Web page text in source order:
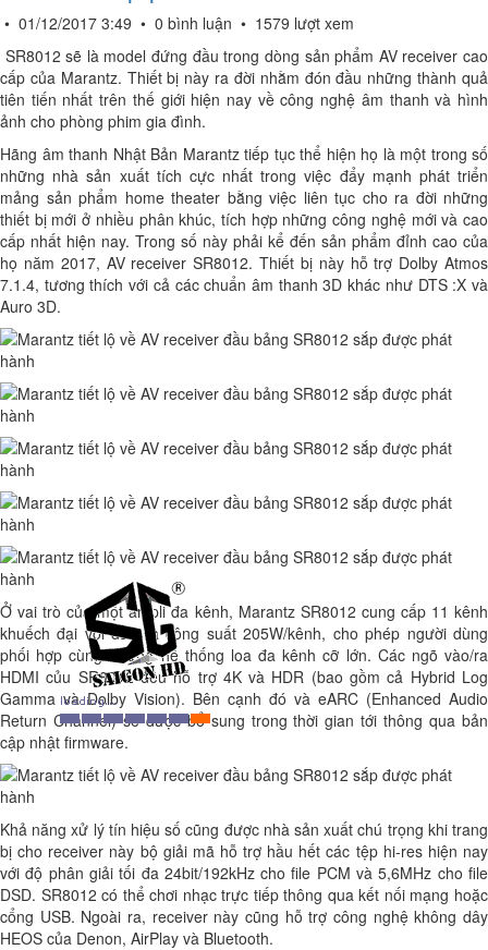
• 01/12/2017 3:49 • 0 bình luận • 1579 lượt xem
SR8012 sẽ là model đứng đầu trong dòng sản phẩm AV receiver cao
cấp của Marantz. Thiết bị này ra đời nhằm đón đầu những thành quả
tiên tiến nhất trên thế giới hiện nay về công nghệ âm thanh và hình
ảnh cho phòng phim gia đình.
Hãng âm thanh Nhật Bản Marantz tiếp tục thể hiện họ là một trong số
những nhà sản xuất tích cực nhất trong việc đẩy mạnh phát triển
mảng sản phẩm home theater bằng việc liên tục cho ra đời những
thiết bị mới ở nhiều phân khúc, tích hợp những công nghệ mới và cao
cấp nhất hiện nay. Trong số này phải kể đến sản phẩm đỉnh cao của
họ năm 2017, AV receiver SR8012. Thiết bị này hỗ trợ Dolby Atmos
7.1.4, tương thích với cả các chuẩn âm thanh 3D khác như DTS :X và
Auro 3D.
Ở vai trò của một ampli đa kênh, Marantz SR8012 cung cấp 11 kênh
khuếch đại với đầu ra công suất 205W/kênh, cho phép người dùng
phối hợp cùng những hệ thống loa đa kênh cỡ lớn. Các ngõ vào/ra
HDMI củu SR8012 đều hỗ trợ 4K và HDR (bao gồm cả Hybrid Log
Gamma và Dolby Vision). Bên cạnh đó và eARC (Enhanced Audio
Return Channel) sẽ được bổ sung trong thời gian tới thông qua bản
cập nhật firmware.
Khả năng xử lý tín hiệu số cũng được nhà sản xuất chú trọng khi trang
bị cho receiver này bộ giải mã hỗ trợ hầu hết các tệp hi-res hiện nay
với độ phân giải tối đa 24bit/192kHz cho file PCM và 5,6MHz cho file
DSD. SR8012 có thể chơi nhạc trực tiếp thông qua kết nối mạng hoặc
cổng USB. Ngoài ra, receiver này cũng hỗ trợ công nghệ không dây
HEOS của Denon, AirPlay và Bluetooth.